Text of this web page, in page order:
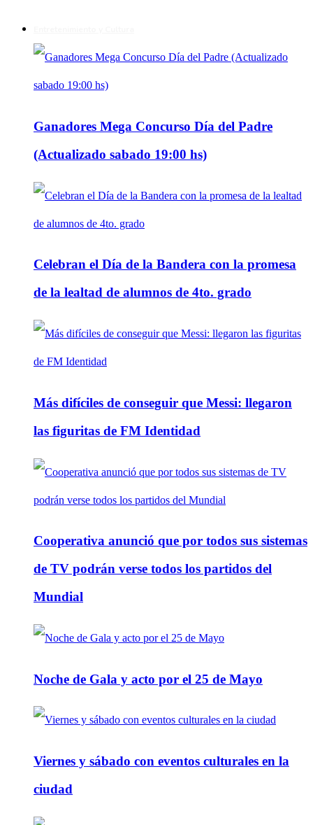
Ganadores Mega Concurso Día del Padre
(Actualizado sabado 19:00 hs)
Celebran el Día de la Bandera con la promesa
de la lealtad de alumnos de 4to. grado
Más difíciles de conseguir que Messi: llegaron
las figuritas de FM Identidad
Cooperativa anunció que por todos sus sistemas
de TV podrán verse todos los partidos del
Mundial
Noche de Gala y acto por el 25 de Mayo
Viernes y sábado con eventos culturales en la
ciudad